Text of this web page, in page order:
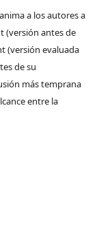
a los autores a
(versión antes de
(versión evaluada
de su
más temprana
entre la